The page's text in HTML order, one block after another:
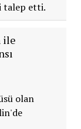
talep etti.
ile
olan